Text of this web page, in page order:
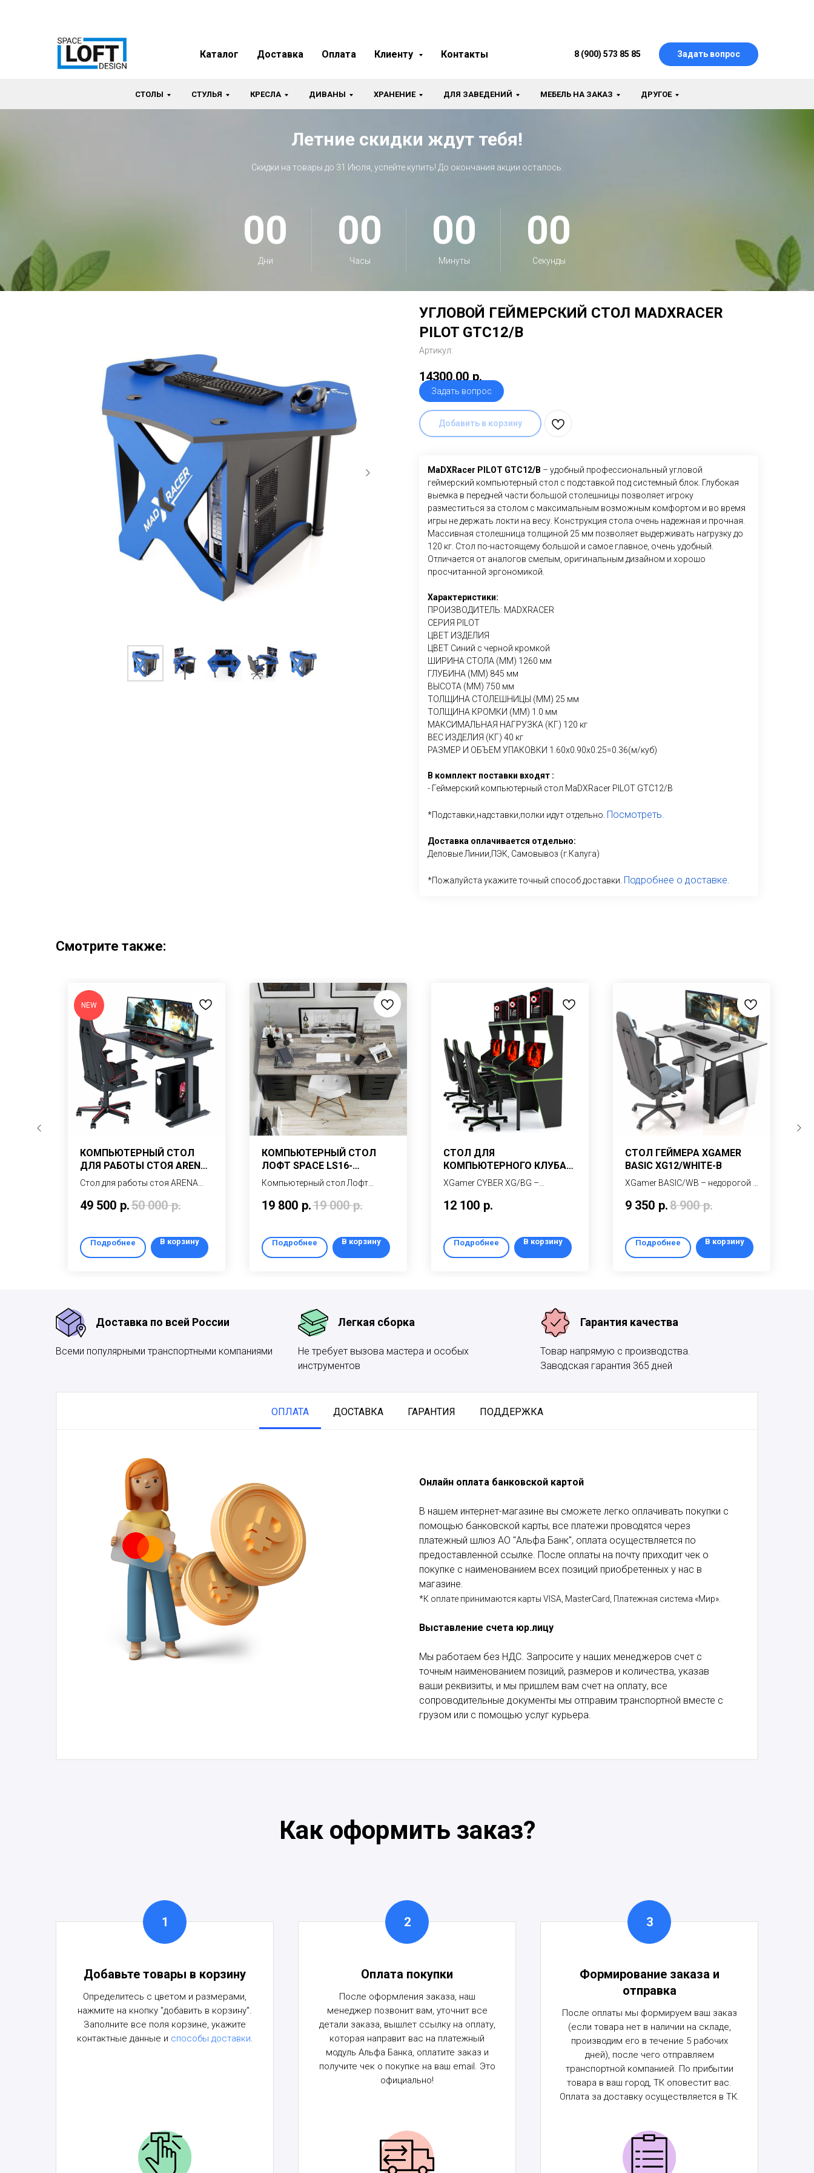
Каталог Доставка Оплата Клиенту Контакты 8 (900) 573 85 85 Задать вопрос
СТОЛЫ СТУЛЬЯ КРЕСЛА ДИВАНЫ ХРАНЕНИЕ ДЛЯ ЗАВЕДЕНИЙ МЕБЕЛЬ НА ЗАКАЗ ДРУГОЕ
Летние скидки ждут тебя!
Скидки на товары до 31 Июля, успейте купить! До окончания акции осталось:
00
Дни
00
Часы
00
Минуты
00
Секунды
УГЛОВОЙ ГЕЙМЕРСКИЙ СТОЛ MADXRACER
PILOT GTC12/B
Артикул:
14300,00 р.
Задать вопрос
Добавить в корзину
MaDXRacer PILOT GTC12/B – удобный профессиональный угловой
геймерский компьютерный стол с подставкой под системный блок. Глубокая
выемка в передней части большой столешницы позволяет игроку
разместиться за столом с максимальным возможным комфортом и во время
игры не держать локти на весу. Конструкция стола очень надежная и прочная.
Массивная столешница толщиной 25 мм позволяет выдерживать нагрузку до
120 кг. Стол по-настоящему большой и самое главное, очень удобный.
Отличается от аналогов смелым, оригинальным дизайном и хорошо
просчитанной эргономикой.
Характеристики:
ПРОИЗВОДИТЕЛЬ: MADXRACER
СЕРИЯ PILOT
ЦВЕТ ИЗДЕЛИЯ
ЦВЕТ Синий с черной кромкой
ШИРИНА СТОЛА (ММ) 1260 мм
ГЛУБИНА (ММ) 845 мм
ВЫСОТА (ММ) 750 мм
ТОЛЩИНА СТОЛЕШНИЦЫ (ММ) 25 мм
ТОЛЩИНА КРОМКИ (ММ) 1.0 мм
МАКСИМАЛЬНАЯ НАГРУЗКА (КГ) 120 кг
ВЕС ИЗДЕЛИЯ (КГ) 40 кг
РАЗМЕР И ОБЪЕМ УПАКОВКИ 1.60х0.90х0.25=0.36(м/куб)
В комплект поставки входят :
- Геймерский компьютерный стол MaDXRacer PILOT GTC12/B
*Подставки,надставки,полки идут отдельно. Посмотреть.
Доставка оплачивается отдельно:
Деловые Линии,ПЭК, Самовывоз (г.Калуга)
*Пожалуйста укажите точный способ доставки. Подробнее о доставке.
Смотрите также:
NEW
КОМПЬЮТЕРНЫЙ СТОЛ
ДЛЯ РАБОТЫ СТОЯ ARENA
TOWER SINGLE-15N/CARBON
Стол для работы стоя ARENA
компьютерный стол с
киберспортсменов
49 500 р.50 000 р.
Подробнее В корзину
КОМПЬЮТЕРНЫЙ СТОЛ
ЛОФТ SPACE LS16-
2ТВ/RUANDA-BLACK
Компьютерный стол Лофт
компьютерный стол с двумя
стиле ЛОФТ
19 800 р.19 000 р.
Подробнее В корзину
СТОЛ ДЛЯ
КОМПЬЮТЕРНОГО КЛУБА
XGAMER CYBER XG10/BG
XGamer CYBER XG/BG –
компьютерный стол для
12 100 р.
Подробнее В корзину
СТОЛ ГЕЙМЕРА XGAMER
BASIC XG12/WHITE-B
XGamer BASIC/WB – недорогой и
стол для начинающих игроков и
9 350 р.8 900 р.
Подробнее В корзину
Доставка по всей России
Всеми популярными транспортными компаниями
Легкая сборка
Не требует вызова мастера и особых
инструментов
Гарантия качества
Товар напрямую с производства.
Заводская гарантия 365 дней
ОПЛАТА ДОСТАВКА ГАРАНТИЯ ПОДДЕРЖКА
Онлайн оплата банковской картой
В нашем интернет-магазине вы сможете легко оплачивать покупки с
помощью банковской карты, все платежи проводятся через
платежный шлюз АО "Альфа Банк", оплата осуществляется по
предоставленной ссылке. После оплаты на почту приходит чек о
покупке с наименованием всех позиций приобретенных у нас в
магазине.
*К оплате принимаются карты VISA, MasterCard, Платежная система «Мир».
Выставление счета юр.лицу
Мы работаем без НДС. Запросите у наших менеджеров счет с
точным наименованием позиций, размеров и количества, указав
ваши реквизиты, и мы пришлем вам счет на оплату, все
сопроводительные документы мы отправим транспортной вместе с
грузом или с помощью услуг курьера.
Как оформить заказ?
Добавьте товары в корзину
Определитесь с цветом и размерами,
нажмите на кнопку "добавить в корзину".
Заполните все поля корзине, укажите
контактные данные и способы доставки.
Оплата покупки
После оформления заказа, наш
менеджер позвонит вам, уточнит все
детали заказа, вышлет ссылку на оплату,
которая направит вас на платежный
модуль Альфа Банка, оплатите заказ и
получите чек о покупке на ваш email. Это
официально!
Формирование заказа и
отправка
После оплаты мы формируем ваш заказ
(если товара нет в наличии на складе,
производим его в течение 5 рабочих
дней), после чего отправляем
транспортной компанией. По прибытии
товара в ваш город, ТК оповестит вас.
Оплата за доставку осуществляется в ТК.